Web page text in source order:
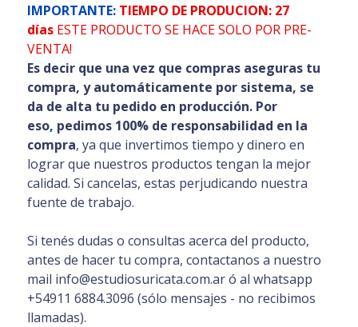
IMPORTANTE: TIEMPO DE PRODUCION: 27
días ESTE PRODUCTO SE HACE SOLO POR PRE-
VENTA!
Es decir que una vez que compras aseguras tu
compra, y automáticamente por sistema, se
da de alta tu pedido en producción. Por
eso, pedimos 100% de responsabilidad en la
compra, ya que invertimos tiempo y dinero en
lograr que nuestros productos tengan la mejor
calidad. Si cancelas, estas perjudicando nuestra
fuente de trabajo.
Si tenés dudas o consultas acerca del producto,
antes de hacer tu compra, contactanos a nuestro
mail info@estudiosuricata.com.ar ó al whatsapp
+54911 6884.3096 (sólo mensajes - no recibimos
llamadas).